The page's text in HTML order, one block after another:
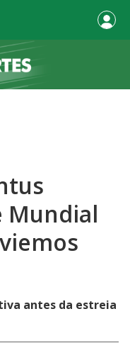
Mundial
antes da estreia